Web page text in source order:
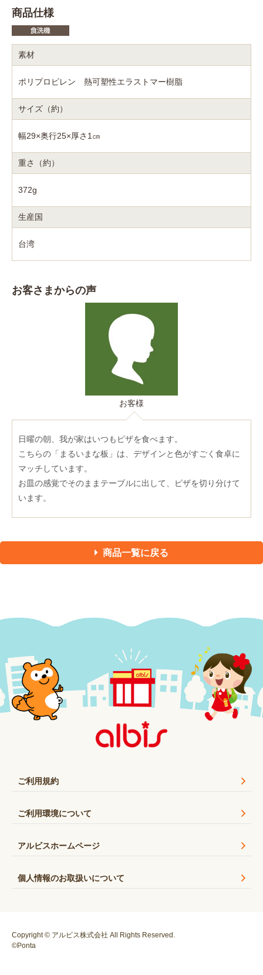
商品仕様
素材
ポリプロピレン 熱可塑性エラストマー樹脂
サイズ（約）
幅29×奥行25×厚さ1㎝
重さ（約）
372g
生産国
台湾
お客さまからの声
お客様
日曜の朝、我が家はいつもピザを食べます。
こちらの「まるいまな板」は、デザインと色がすごく食卓に
マッチしています。
お皿の感覚でそのままテーブルに出して、ピザを切り分けて
います。
商品一覧に戻る
ご利用規約
ご利用環境について
アルビスホームページ
個人情報のお取扱いについて
Copyright © アルビス株式会社 All Rights Reserved.
©Ponta